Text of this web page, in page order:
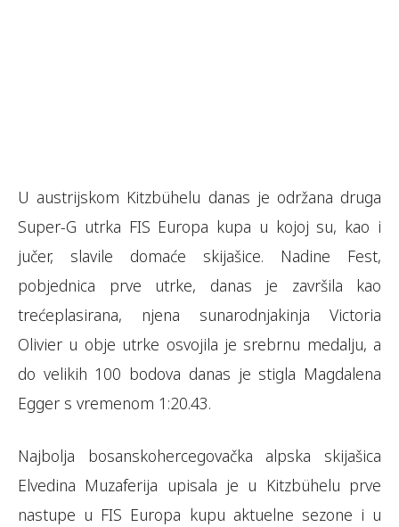
U austrijskom Kitzbühelu danas je održana druga
Super-G utrka FIS Europa kupa u kojoj su, kao i
jučer, slavile domaće skijašice. Nadine Fest,
pobjednica prve utrke, danas je završila kao
trećeplasirana, njena sunarodnjakinja Victoria
Olivier u obje utrke osvojila je srebrnu medalju, a
do velikih 100 bodova danas je stigla Magdalena
Egger s vremenom 1:20.43.
Najbolja bosanskohercegovačka alpska skijašica
Elvedina Muzaferija upisala je u Kitzbühelu prve
nastupe u FIS Europa kupu aktuelne sezone i u